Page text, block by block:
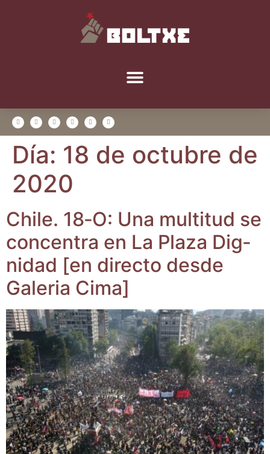
Día: 18 de octubre de
2020
Chi­le. 18‑O: Una mul­ti­tud se
con­cen­tra en La Pla­za Dig­
ni­dad [en direc­to des­de
Gale­ria Cima]